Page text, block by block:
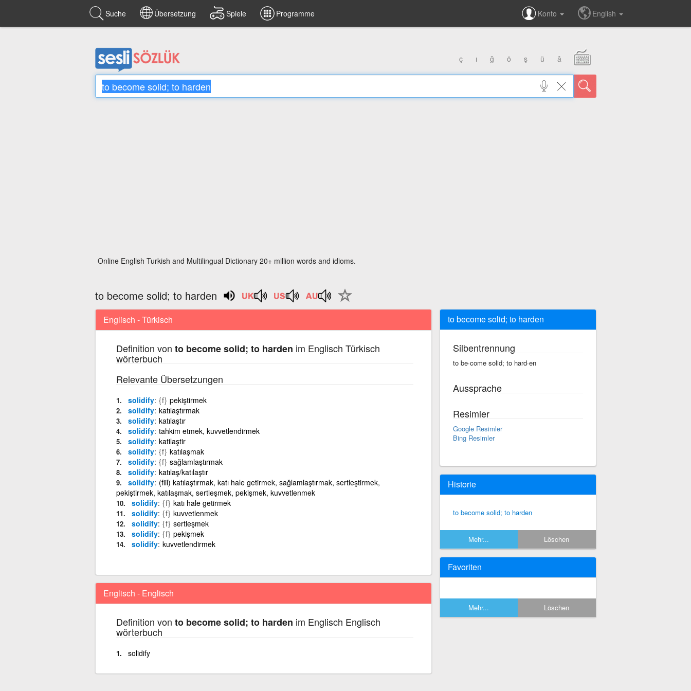
Suche Übersetzung Spiele Programme Konto English
ç ı ğ ö ş ü â
Online English Turkish and Multilingual Dictionary 20+ million words and idioms.
to become solid; to harden
Englisch - Türkisch
Definition von to become solid; to harden im Englisch Türkisch
wörterbuch
Relevante Übersetzungen
solidify {f} pekiştirmek
solidify katılaştırmak
solidify katılaştır
solidify tahkim etmek, kuvvetlendirmek
solidify katilaştir
solidify {f} katılaşmak
solidify {f} sağlamlaştırmak
solidify katılaş/katılaştır
solidify (fiil) katılaştırmak, katı hale getirmek, sağlamlaştırmak, sertleştirmek,
pekiştirmek, katılaşmak, sertleşmek, pekişmek, kuvvetlenmek
solidify {f} katı hale getirmek
solidify {f} kuvvetlenmek
solidify {f} sertleşmek
solidify {f} pekişmek
solidify kuvvetlendirmek
Englisch - Englisch
Definition von to become solid; to harden im Englisch Englisch
wörterbuch
solidify
to become solid; to harden
Silbentrennung
to be·come solid; to hard·en
Aussprache
Resimler
Google Resimler
Bing Resimler
Historie
to become solid; to harden
Mehr... Löschen
Favoriten
Mehr... Löschen